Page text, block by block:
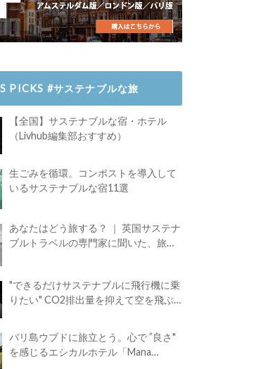
PICKS #サステナブルな旅
【全国】サステナブルな宿・ホテル
（Livhub編集部おすすめ）
生ごみを循環。コンポストを導入して
いるサステナブルな宿11選
あなたはどう旅する？ ｜ 英国サステナ
ブルトラベルの専門家に聞いた、旅の
"できるだけサステナブルに飛行機に乗
りたい" CO2排出量を抑えて空を飛ぶ
バリ島ウブドに旅立とう。心で ”良さ"
を感じるエシカルホテル「Mana